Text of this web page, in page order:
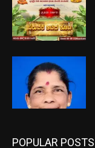
POPULAR POSTS